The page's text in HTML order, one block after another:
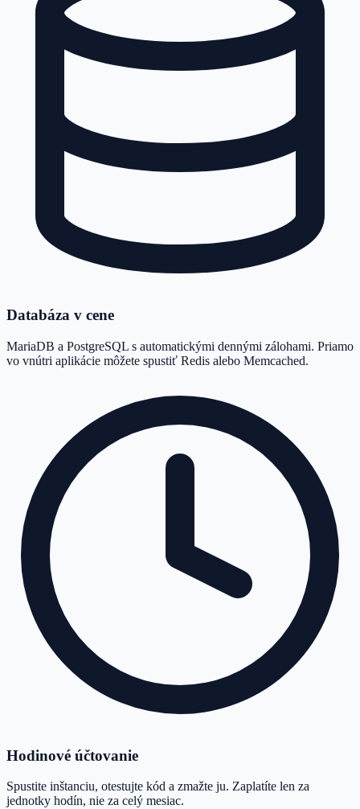
Databáza v cene
MariaDB a PostgreSQL s automatickými dennými zálohami. Priamo
vo vnútri aplikácie môžete spustiť Redis alebo Memcached.
Hodinové účtovanie
Spustite inštanciu, otestujte kód a zmažte ju. Zaplatíte len za
jednotky hodín, nie za celý mesiac.